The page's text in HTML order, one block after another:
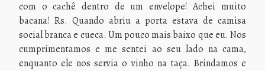
com o cachê dentro de um envelope! Achei muito
bacana! Rs. Quando abriu a porta estava de camisa
social branca e cueca. Um pouco mais baixo que eu. Nos
cumprimentamos e me sentei ao seu lado na cama,
enquanto ele nos servia o vinho na taça. Brindamos e